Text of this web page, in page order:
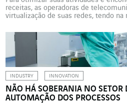
receitas, as operadoras de
virtualização de suas redes, tendo na
telecomunicações não escapam à
automação das redes, em particular,
eliminar as etapas […]
INDUSTRY INNOVATION
NÃO HÁ SOBERANIA NO SETOR
AUTOMAÇÃO DOS PROCESSOS